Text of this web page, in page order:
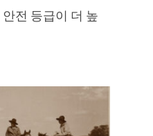
전 등급이 더 높